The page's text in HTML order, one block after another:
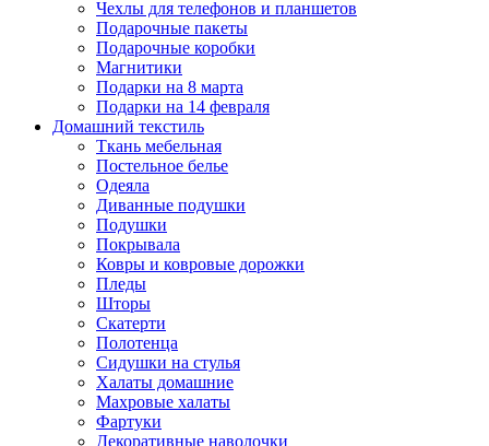
Чехлы для телефонов и планшетов
Подарочные пакеты
Подарочные коробки
Магнитики
Подарки на 8 марта
Подарки на 14 февраля
Домашний текстиль
Ткань мебельная
Постельное белье
Одеяла
Диванные подушки
Подушки
Покрывала
Ковры и ковровые дорожки
Пледы
Шторы
Скатерти
Полотенца
Сидушки на стулья
Халаты домашние
Махровые халаты
Фартуки
Декоративные наволочки